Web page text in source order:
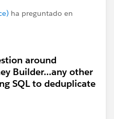
ha preguntado en
around
Builder...any other
SQL to deduplicate